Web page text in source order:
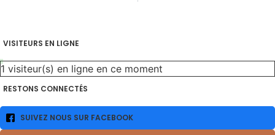
VISITEURS EN LIGNE
1 visiteur(s) en ligne en ce moment
RESTONS CONNECTÉS
SUIVEZ NOUS SUR FACEBOOK